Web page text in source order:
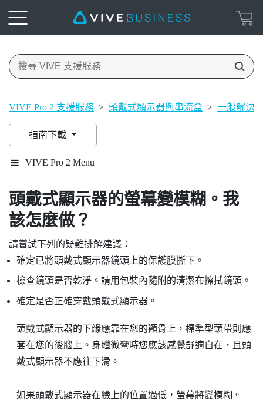
VIVE Pro 2 支援服務 > 頭戴式顯示器與串流盒 > 一般解決
指南下載
VIVE Pro 2 Menu
頭戴式顯示器的螢幕變模糊。我
該怎麼做？
請嘗試下列的疑難排解建議：
確定已將頭戴式顯示器鏡頭上的保護膜撕下。
檢查鏡頭是否乾淨。請用包裝內隨附的清潔布擦拭鏡頭。
確定是否正確穿戴頭戴式顯示器。
頭戴式顯示器的下緣應靠在您的顴骨上，標準型頭帶則應
套在您的後腦上。身體微彎時您應該感覺舒適自在，且頭
戴式顯示器不應往下滑。
如果頭戴式顯示器在臉上的位置過低，螢幕將變模糊。